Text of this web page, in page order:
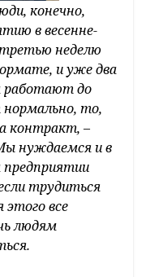
конечно,
в весенне-
неделю
и уже два
работают до
нормально, то,
контракт, –
нуждаемся и в
предприятии
трудиться
этого все
людям